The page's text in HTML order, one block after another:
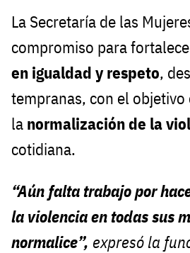
La Secretaría de las
compromiso para
en igualdad y respeto,
tempranas, con el objetivo
la normalización de la
cotidiana.
“Aún falta trabajo por
la violencia en todas sus
normalice”, expresó la